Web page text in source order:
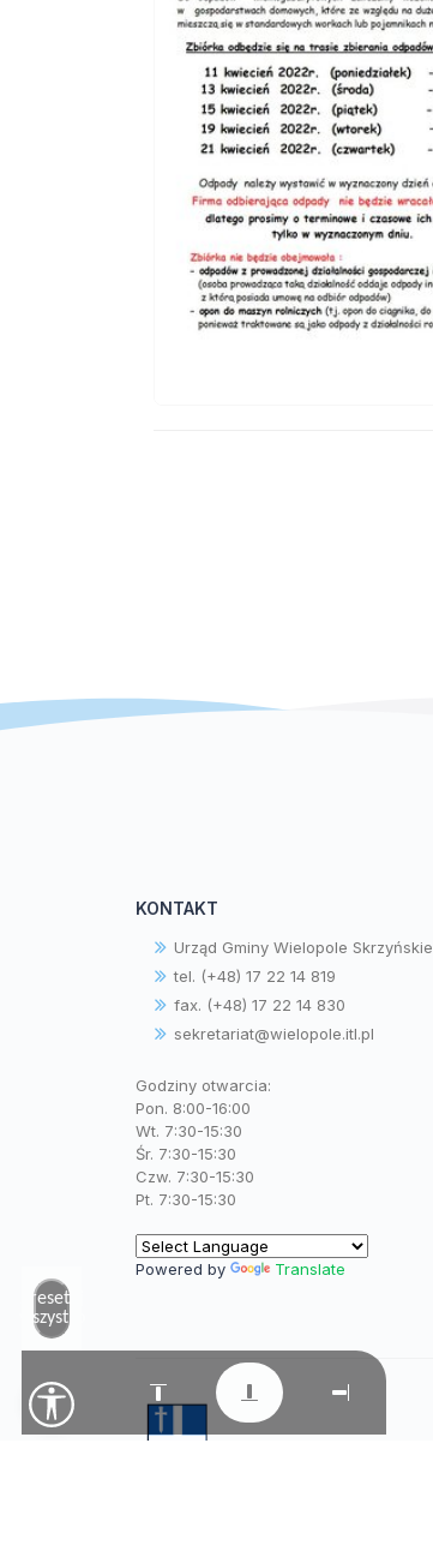
KONTAKT
Urząd Gminy Wielopole Skrzyńskie
tel. (+48) 17 22 14 819
fax. (+48) 17 22 14 830
sekretariat@wielopole.itl.pl
Godziny otwarcia:
Pon. 8:00-16:00
Wt. 7:30-15:30
Śr. 7:30-15:30
Czw. 7:30-15:30
Pt. 7:30-15:30
Powered by Translate
Zresetuj
wszystko